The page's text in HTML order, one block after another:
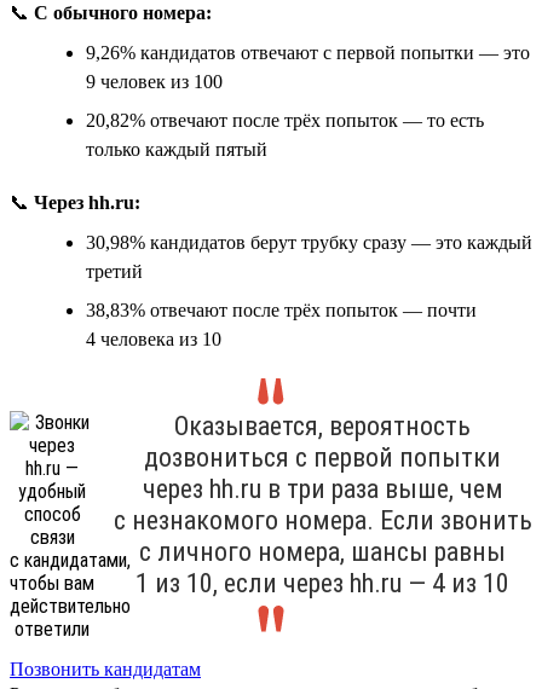
📞 С обычного номера:
9,26% кандидатов отвечают с первой попытки — это
9 человек из 100
20,82% отвечают после трёх попыток — то есть
только каждый пятый
📞 Через hh.ru:
30,98% кандидатов берут трубку сразу — это каждый
третий
38,83% отвечают после трёх попыток — почти
4 человека из 10
Оказывается, вероятность
дозвониться с первой попытки
через hh.ru в три раза выше, чем
с незнакомого номера. Если звонить
с личного номера, шансы равны
1 из 10, если через hh.ru — 4 из 10
Позвонить кандидатам